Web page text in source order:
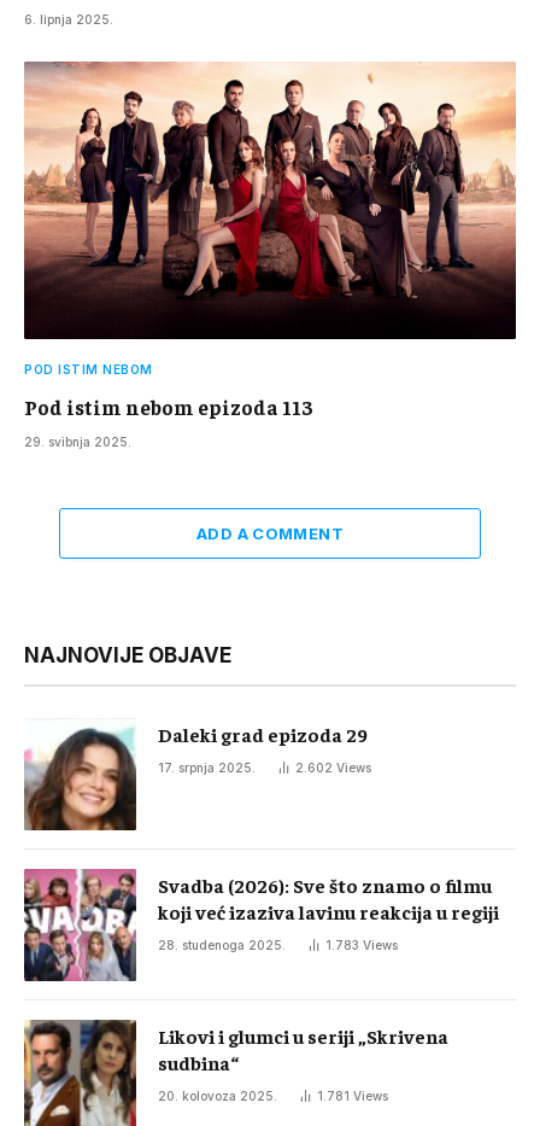
6. lipnja 2025.
POD ISTIM NEBOM
Pod istim nebom epizoda 113
29. svibnja 2025.
ADD A COMMENT
NAJNOVIJE OBJAVE
Daleki grad epizoda 29
17. srpnja 2025. 2.602 Views
Svadba (2026): Sve što znamo o filmu
koji već izaziva lavinu reakcija u regiji
28. studenoga 2025. 1.783 Views
Likovi i glumci u seriji „Skrivena
sudbina“
20. kolovoza 2025. 1.781 Views